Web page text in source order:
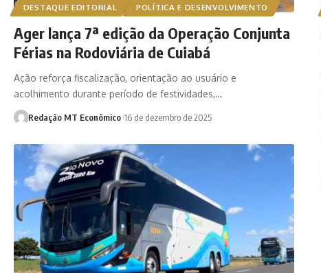
DESTAQUE EDITORIAL POLÍTICA E DESENVOLVIMENTO
Ager lança 7ª edição da Operação Conjunta
Férias na Rodoviária de Cuiabá
Ação reforça fiscalização, orientação ao usuário e
acolhimento durante período de festividades,…
Redação MT Econômico 16 de dezembro de 2025